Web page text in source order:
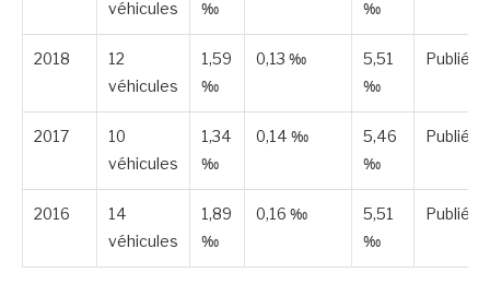
véhicules ‰ ‰
2018
12
véhicules
1,59
‰
0,13 ‰
5,51
‰
Publiée
2017
10
véhicules
1,34
‰
0,14 ‰
5,46
‰
Publiée
2016
14
véhicules
1,89
‰
0,16 ‰
5,51
‰
Publiée